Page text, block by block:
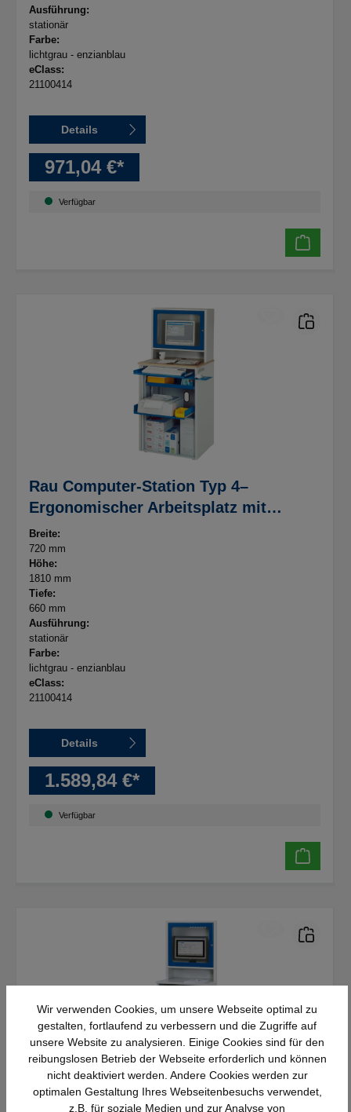
Ausführung:
stationär
Farbe:
lichtgrau - enzianblau
eClass:
21100414
Details
971,04 €*
Verfügbar
Rau Computer-Station Typ 4–
Ergonomischer Arbeitsplatz mit
Rollladen
Breite:
720 mm
Höhe:
1810 mm
Tiefe:
660 mm
Ausführung:
stationär
Farbe:
lichtgrau - enzianblau
eClass:
21100414
Details
1.589,84 €*
Verfügbar
Rau Computer-Schrank 65 -
Wir verwenden Cookies, um unsere Webseite optimal zu
gestalten, fortlaufend zu verbessern und die Zugriffe auf
unsere Website zu analysieren. Einige Cookies sind für den
reibungslosen Betrieb der Webseite erforderlich und können
nicht deaktiviert werden. Andere Cookies werden zur
optimalen Gestaltung Ihres Webseitenbesuchs verwendet,
z.B. für soziale Medien und zur Analyse von